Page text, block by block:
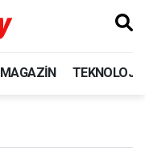
MAGAZIN TEKNOLOJI